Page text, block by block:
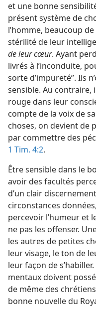
et une bonne
présent système de
l’homme, beaucoup
stérilité de leur
de leur cœur. Ayant
livrés à l’inconduite,
sorte d’impureté”. Ils
sensible. Au contraire,
rouge dans leur
compte de la voix de
choses, on devient de
par commettre des
1 Tim. 4:2.
Être sensible dans le
avoir des facultés
d’un clair
circonstances
percevoir l’humeur et
ne pas les offenser.
les autres de petites
leur visage, le ton de
leur façon de
mentaux doivent
de même des
bonne nouvelle du